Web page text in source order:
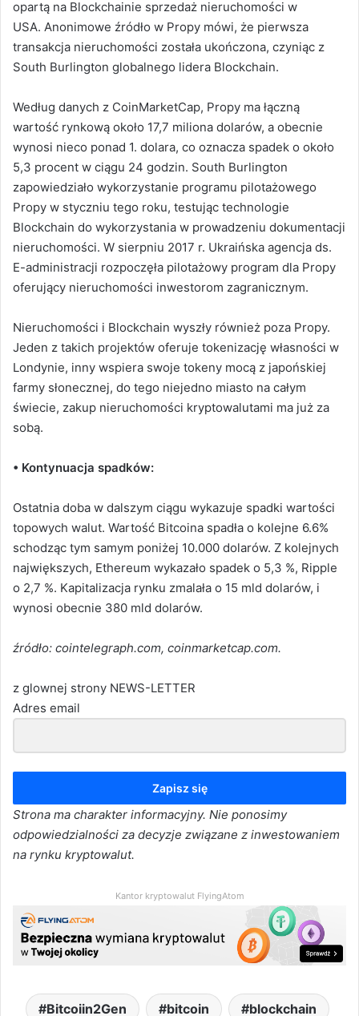
opartą na Blockchainie sprzedaż nieruchomości w
USA. Anonimowe źródło w Propy mówi, że pierwsza
transakcja nieruchomości została ukończona, czyniąc z
South Burlington globalnego lidera Blockchain.
Według danych z CoinMarketCap, Propy ma łączną
wartość rynkową około 17,7 miliona dolarów, a obecnie
wynosi nieco ponad 1. dolara, co oznacza spadek o około
5,3 procent w ciągu 24 godzin. South Burlington
zapowiedziało wykorzystanie programu pilotażowego
Propy w styczniu tego roku, testując technologie
Blockchain do wykorzystania w prowadzeniu dokumentacji
nieruchomości. W sierpniu 2017 r. Ukraińska agencja ds.
E-administracji rozpoczęła pilotażowy program dla Propy
oferujący nieruchomości inwestorom zagranicznym.
Nieruchomości i Blockchain wyszły również poza Propy.
Jeden z takich projektów oferuje tokenizację własności w
Londynie, inny wspiera swoje tokeny mocą z japońskiej
farmy słonecznej, do tego niejedno miasto na całym
świecie, zakup nieruchomości kryptowalutami ma już za
sobą.
• Kontynuacja spadków:
Ostatnia doba w dalszym ciągu wykazuje spadki wartości
topowych walut. Wartość Bitcoina spadła o kolejne 6.6%
schodząc tym samym poniżej 10.000 dolarów. Z kolejnych
największych, Ethereum wykazało spadek o 5,3 %, Ripple
o 2,7 %. Kapitalizacja rynku zmalała o 15 mld dolarów, i
wynosi obecnie 380 mld dolarów.
źródło: cointelegraph.com, coinmarketcap.com.
z glownej strony NEWS-LETTER
Adres email
Zapisz się
Strona ma charakter informacyjny. Nie ponosimy
odpowiedzialności za decyzje związane z inwestowaniem
na rynku kryptowalut.
Kantor kryptowalut FlyingAtom
Bitcoiin2Gen bitcoin blockchain